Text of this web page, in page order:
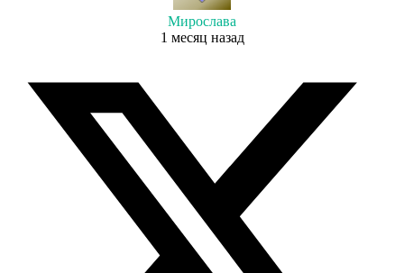
Мирослава
1 месяц назад